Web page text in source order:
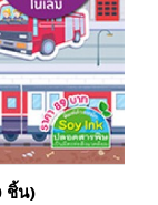
ชิ้น)